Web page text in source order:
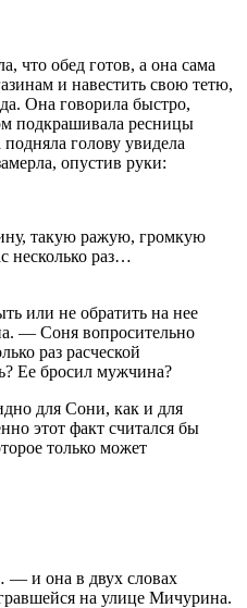
что обед готов, а она сама
и навестить свою тетю,
Она говорила быстро,
подкрашивала ресницы
голову увидела
опустив руки:
такую ражую, громкую
несколько раз…
или не обратить на нее
— Соня вопросительно
раз расческой
Ее бросил мужчина?
для Сони, как и для
этот факт считался бы
только может
и она в двух словах
на улице Мичурина.